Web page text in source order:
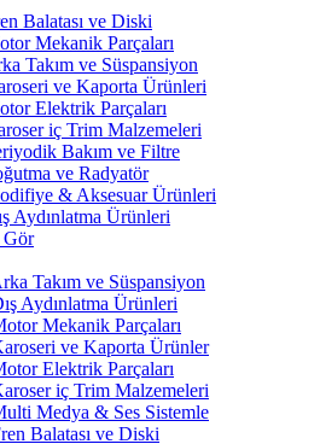
Balatası ve Diski
Mekanik Parçaları
Takım ve Süspansiyon
ve Kaporta Ürünleri
Elektrik Parçaları
iç Trim Malzemeleri
Bakım ve Filtre
ve Radyatör
& Aksesuar Ürünleri
Aydınlatma Ürünleri
Gör
Takım ve Süspansiyon
Aydınlatma Ürünleri
Mekanik Parçaları
ve Kaporta Ürünler
Elektrik Parçaları
iç Trim Malzemeleri
Medya & Ses Sistemle
Balatası ve Diski